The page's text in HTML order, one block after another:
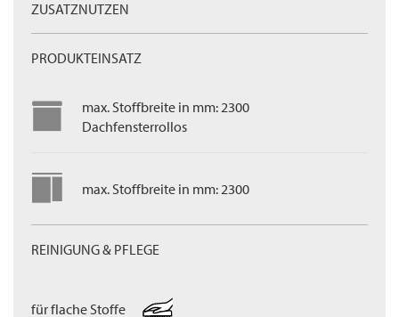
ZUSATZNUTZEN
PRODUKTEINSATZ
max. Stoffbreite in mm: 2300
Dachfensterrollos
max. Stoffbreite in mm: 2300
REINIGUNG & PFLEGE
für flache Stoffe